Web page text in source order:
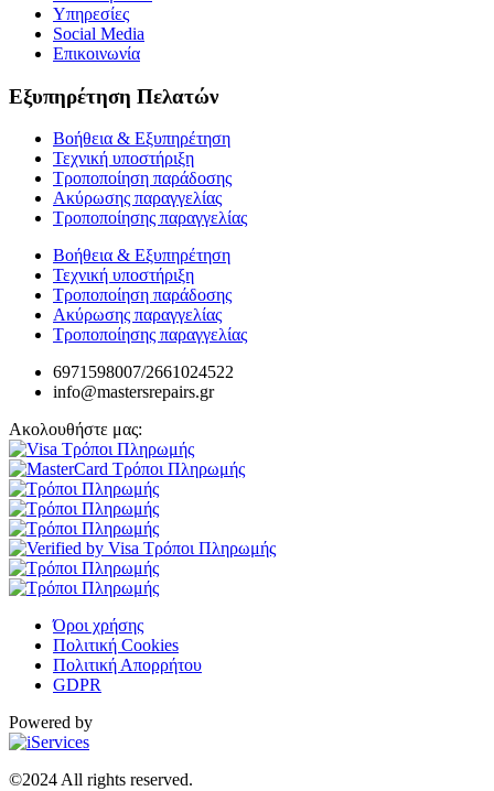
Υπηρεσίες
Social Media
Επικοινωνία
Εξυπηρέτηση Πελατών
Βοήθεια & Εξυπηρέτηση
Τεχνική υποστήριξη
Τροποποίηση παράδοσης
Ακύρωσης παραγγελίας
Τροποποίησης παραγγελίας
Βοήθεια & Εξυπηρέτηση
Τεχνική υποστήριξη
Τροποποίηση παράδοσης
Ακύρωσης παραγγελίας
Τροποποίησης παραγγελίας
6971598007/2661024522
info@mastersrepairs.gr
Ακολουθήστε μας:
Όροι χρήσης
Πολιτική Cookies
Πολιτική Απορρήτου
GDPR
Powered by
©2024 All rights reserved.